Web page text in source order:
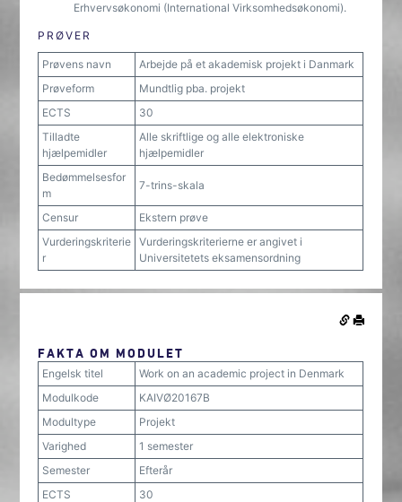
Erhvervsøkonomi (International Virksomhedsøkonomi).
PRØVER
Prøvens navn
Arbejde på et akademisk projekt i Danmark
Prøveform
Mundtlig pba. projekt
ECTS
30
Tilladte
hjælpemidler
Alle skriftlige og alle elektroniske
hjælpemidler
Bedømmelsesfor
m
7-trins-skala
Censur
Ekstern prøve
Vurderingskriterie
r
Vurderingskriterierne er angivet i
Universitetets eksamensordning
FAKTA OM MODULET
Engelsk titel
Work on an academic project in Denmark
Modulkode
KAIVØ20167B
Modultype
Projekt
Varighed
1 semester
Semester
Efterår
ECTS
30